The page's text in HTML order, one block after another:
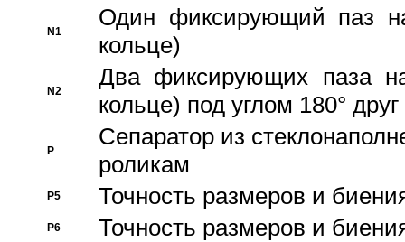
N1
Один фиксирующий паз
кольце)
N2
Два фиксирующих паза
кольце) под углом 180° друг
P
Cепаратор из
роликам
P5 Точность размеров и
P6 Точность размеров и